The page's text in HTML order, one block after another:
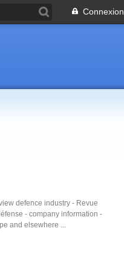
Connexion
defence industry - Revue
- company information -
and elsewhere ...